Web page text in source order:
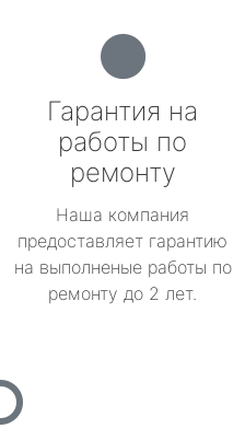
Гарантия на
работы по
ремонту
Наша компания
предоставляет гарантию
на выполненые работы по
ремонту до 2 лет.